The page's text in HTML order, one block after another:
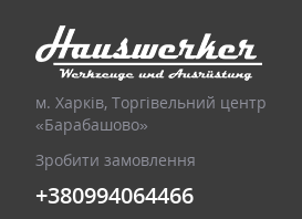
м. Харків, Торгівельний центр
«Барабашово»
Зробити замовлення
+380994064466